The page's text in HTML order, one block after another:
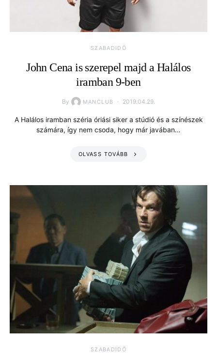
SZABADIDŐ
John Cena is szerepel majd a Halálos
iramban 9-ben
By MANCLUB 2019.04.29.
A Halálos iramban széria óriási siker a stúdió és a színészek
számára, így nem csoda, hogy már javában…
OLVASS TOVÁBB
SZABADIDŐ